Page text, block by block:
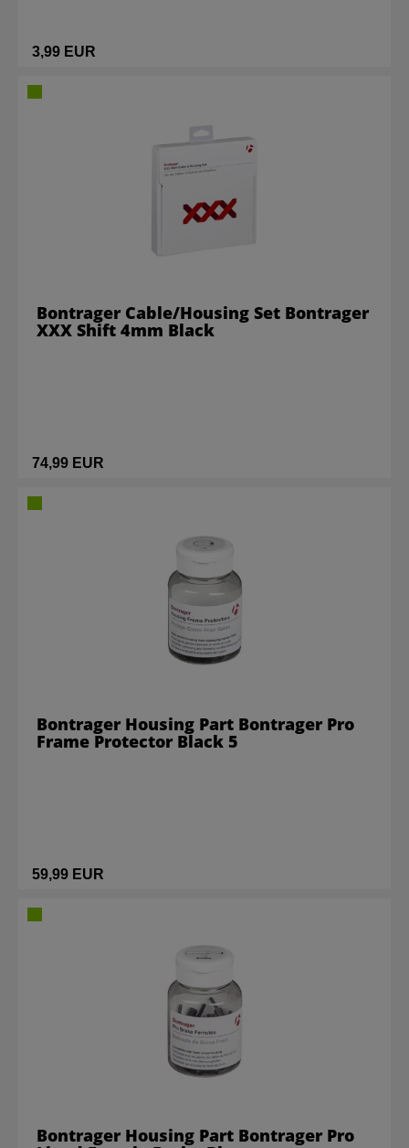
3,99 EUR
74,99 EUR
Bontrager Cable/Housing Set Bontrager
XXX Shift 4mm Black
59,99 EUR
Bontrager Housing Part Bontrager Pro
Frame Protector Black 5
Bontrager Housing Part Bontrager Pro